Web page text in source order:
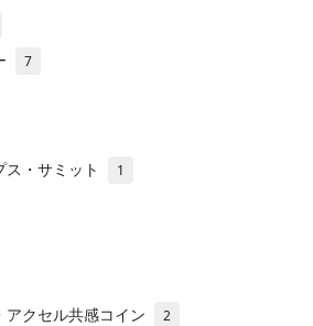
7
・サミット 1
クセル共感コイン 2